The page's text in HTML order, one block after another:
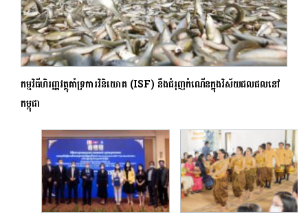
កម្មវិធីហិរញ្ញវត្ថុគាំទ្រការវិនិយោគ (ISF) នឹងជំរុញកំណើនក្នុងវិស័យជលផលនៅ
កម្ពុជា​